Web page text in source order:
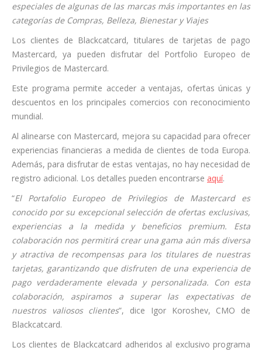
especiales de algunas de las marcas más importantes en las
categorías de Compras, Belleza, Bienestar y Viajes
Los clientes de Blackcatcard, titulares de tarjetas de pago
Mastercard, ya pueden disfrutar del Portfolio Europeo de
Privilegios de Mastercard.
Este programa permite acceder a ventajas, ofertas únicas y
descuentos en los principales comercios con reconocimiento
mundial.
Al alinearse con Mastercard, mejora su capacidad para ofrecer
experiencias financieras a medida de clientes de toda Europa.
Además, para disfrutar de estas ventajas, no hay necesidad de
registro adicional. Los detalles pueden encontrarse aquí.
“El Portafolio Europeo de Privilegios de Mastercard es
conocido por su excepcional selección de ofertas exclusivas,
experiencias a la medida y beneficios premium. Esta
colaboración nos permitirá crear una gama aún más diversa
y atractiva de recompensas para los titulares de nuestras
tarjetas, garantizando que disfruten de una experiencia de
pago verdaderamente elevada y personalizada. Con esta
colaboración, aspiramos a superar las expectativas de
nuestros valiosos clientes”, dice Igor Koroshev, CMO de
Blackcatcard.
Los clientes de Blackcatcard adheridos al exclusivo programa